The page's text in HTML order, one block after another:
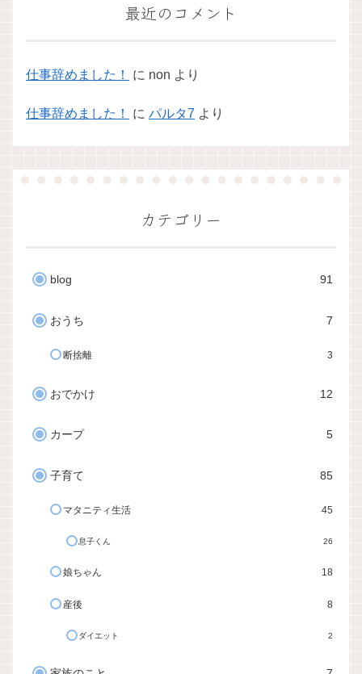
最近のコメント
仕事辞めました！ に non より
仕事辞めました！ に パルタ7 より
カテゴリー
blog 91
おうち 7
断捨離 3
おでかけ 12
カープ 5
子育て 85
マタニティ生活 45
息子くん 26
娘ちゃん 18
産後 8
ダイエット 2